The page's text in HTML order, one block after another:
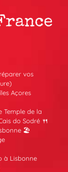
vos
Açores
Temple de la
do Sodré 🍴
🏖️
à Lisbonne